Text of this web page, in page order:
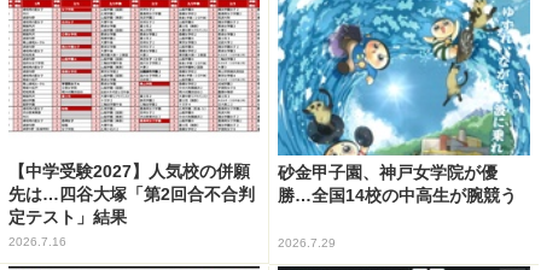
【中学受験2027】人気校の併願
先は…四谷大塚「第2回合不合判
定テスト」結果
2026.7.16
砂金甲子園、神戸女学院が優
勝…全国14校の中高生が腕競う
2026.7.29